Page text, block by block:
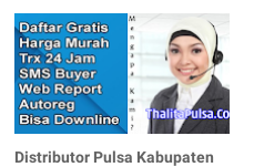
Distributor Pulsa Kabupaten